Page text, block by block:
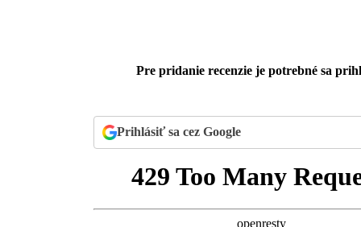
Pre pridanie recenzie je potrebné sa
Prihlásiť sa cez Google